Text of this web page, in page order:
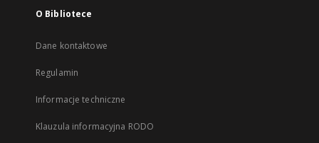
O Bibliotece
Dane kontaktowe
Regulamin
Informacje techniczne
Klauzula informacyjna RODO